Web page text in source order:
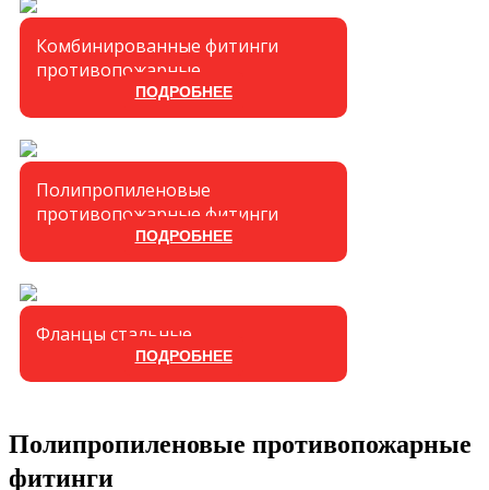
Комбинированные фитинги
противопожарные
ПОДРОБНЕЕ
Полипропиленовые
противопожарные фитинги
ПОДРОБНЕЕ
Фланцы стальные
ПОДРОБНЕЕ
Полипропиленовые противопожарные
фитинги